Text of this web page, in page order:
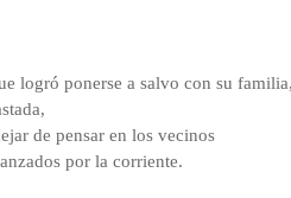
logró ponerse a salvo con su
de pensar en los vecinos
por la corriente.